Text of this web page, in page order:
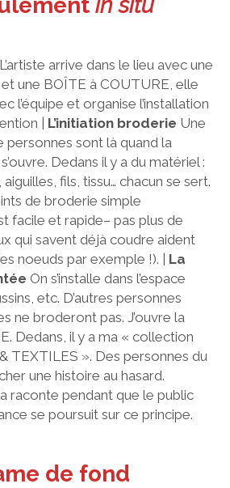
arrive dans le lieu avec une
une BOÎTE à COUTURE, elle
l’équipe et organise l’installation
| L’initiation broderie Une
personnes sont là quand la
Dedans il y a du matériel :
fils, tissu… chacun se sert.
de broderie simple
facile et rapide– pas plus de
qui savent déjà coudre aident
noeuds par exemple !). | La
On s’installe dans l’espace
etc. D’autres personnes
ne broderont pas. J’ouvre la
Dedans, il y a ma « collection
TEXTILES ». Des personnes du
une histoire au hasard.
raconte pendant que le public
se poursuit sur ce principe.
de fond